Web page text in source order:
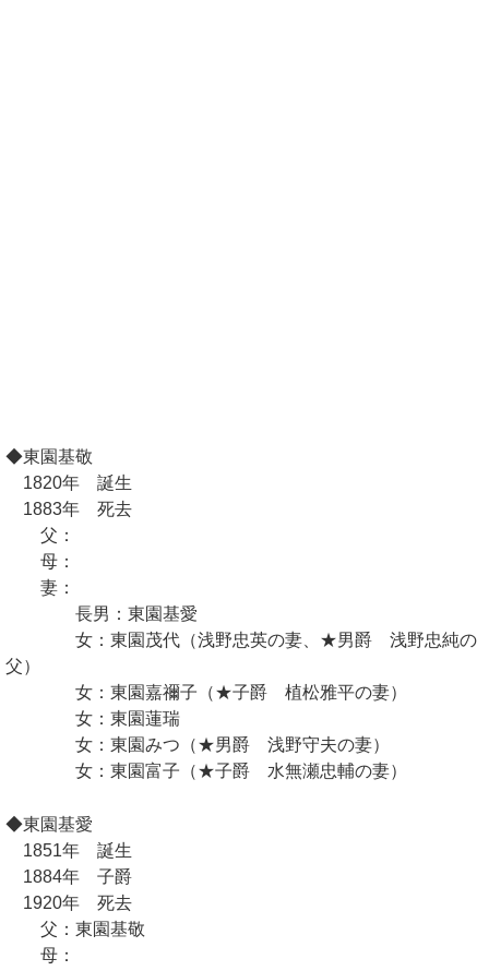
◆東園基敬
1820年 誕生
1883年 死去
父：
母：
妻：
長男：東園基愛
女：東園茂代（浅野忠英の妻、★男爵 浅野忠純の
父）
女：東園嘉禰子（★子爵 植松雅平の妻）
女：東園蓮瑞
女：東園みつ（★男爵 浅野守夫の妻）
女：東園富子（★子爵 水無瀬忠輔の妻）
◆東園基愛
1851年 誕生
1884年 子爵
1920年 死去
父：東園基敬
母：